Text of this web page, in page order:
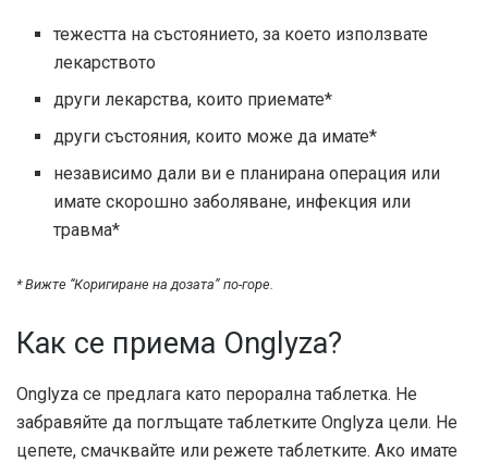
тежестта на състоянието, за което използвате
лекарството
други лекарства, които приемате*
други състояния, които може да имате*
независимо дали ви е планирана операция или
имате скорошно заболяване, инфекция или
травма*
* Вижте “Коригиране на дозата” по-горе.
Как се приема Onglyza?
Onglyza се предлага като перорална таблетка. Не
забравяйте да поглъщате таблетките Onglyza цели. Не
цепете, смачквайте или режете таблетките. Ако имате